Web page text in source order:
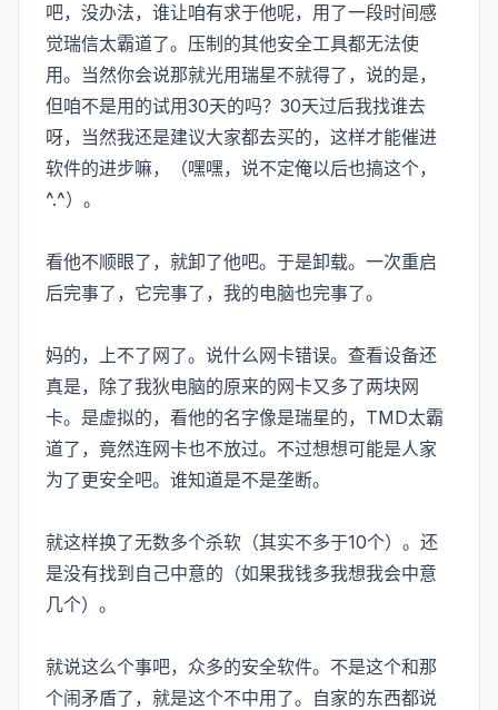
吧，没办法，谁让咱有求于他呢，用了一段时间感
觉瑞信太霸道了。压制的其他安全工具都无法使
用。当然你会说那就光用瑞星不就得了，说的是，
但咱不是用的试用30天的吗？30天过后我找谁去
呀，当然我还是建议大家都去买的，这样才能催进
软件的进步嘛，（嘿嘿，说不定俺以后也搞这个，
^.^）。
看他不顺眼了，就卸了他吧。于是卸载。一次重启
后完事了，它完事了，我的电脑也完事了。
妈的，上不了网了。说什么网卡错误。查看设备还
真是，除了我狄电脑的原来的网卡又多了两块网
卡。是虚拟的，看他的名字像是瑞星的，TMD太霸
道了，竟然连网卡也不放过。不过想想可能是人家
为了更安全吧。谁知道是不是垄断。
就这样换了无数多个杀软（其实不多于10个）。还
是没有找到自己中意的（如果我钱多我想我会中意
几个）。
就说这么个事吧，众多的安全软件。不是这个和那
个闹矛盾了，就是这个不中用了。自家的东西都说